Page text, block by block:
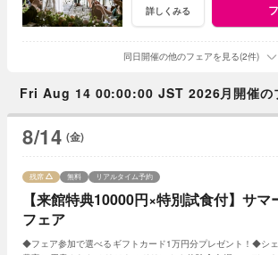
詳しくみる
同日開催の他のフェアを見る(2件)
Fri Aug 14 00:00:00 JST 2026月開催の
8/14 (金)
【来館特典10000円×特別試食付】サ
フェア
残席 無料 リアルタイム予約
◆フェア参加で選べるギフトカード1万円分プレゼント！◆シェ